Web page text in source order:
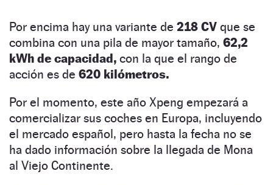
Por encima hay una variante de 218 CV que se
combina con una pila de mayor tamaño, 62,2
kWh de capacidad, con la que el rango de
acción es de 620 kilómetros.
Por el momento, este año Xpeng empezará a
comercializar sus coches en Europa, incluyendo
el mercado español, pero hasta la fecha no se
ha dado información sobre la llegada de Mona
al Viejo Continente.